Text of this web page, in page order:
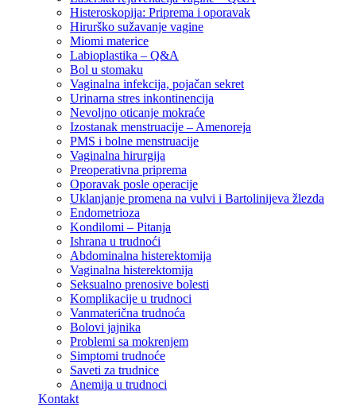
Histeroskopija: Priprema i oporavak
Hirurško sužavanje vagine
Miomi materice
Labioplastika – Q&A
Bol u stomaku
Vaginalna infekcija, pojačan sekret
Urinarna stres inkontinencija
Nevoljno oticanje mokraće
Izostanak menstruacije – Amenoreja
PMS i bolne menstruacije
Vaginalna hirurgija
Preoperativna priprema
Oporavak posle operacije
Uklanjanje promena na vulvi i Bartolinijeva žlezda
Endometrioza
Kondilomi – Pitanja
Ishrana u trudnoći
Abdominalna histerektomija
Vaginalna histerektomija
Seksualno prenosive bolesti
Komplikacije u trudnoci
Vanmaterična trudnoća
Bolovi jajnika
Problemi sa mokrenjem
Simptomi trudnoće
Saveti za trudnice
Anemija u trudnoci
Kontakt